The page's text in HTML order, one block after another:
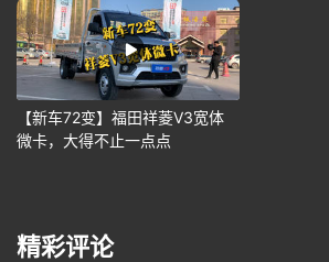
【新车72变】福田祥菱V3宽体
微卡，大得不止一点点
精彩评论